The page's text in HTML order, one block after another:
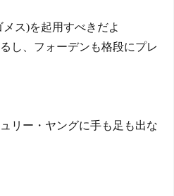
ス)を起用すべきだよ
し、フォーデンも格段にプレ
リー・ヤングに手も足も出な